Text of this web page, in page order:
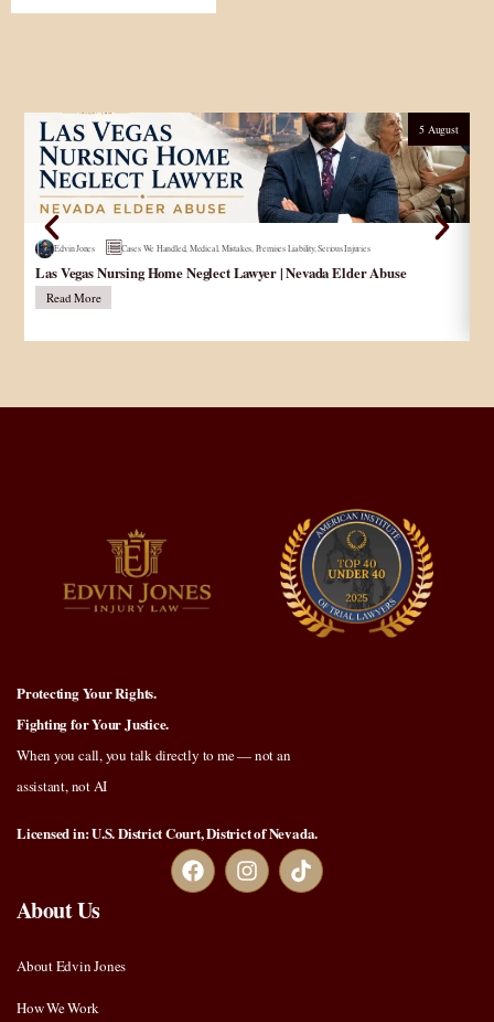
5 August
Edvin Jones Cases We Handled, Medical, Mistakes Premises Liability,Serious Injuries
Las Vegas Nursing Home Neglect Lawyer | Nevada Elder Abuse
Read More
Protecting Your Rights.
Fighting for Your Justice.
When you call, you talk directly to me — not an
assistant, not AI
Licensed in: U.S. District Court, District of Nevada.
About Us
About Edvin Jones
How We Work